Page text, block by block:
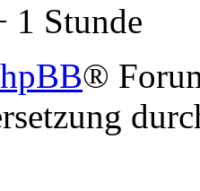
1 Stunde
®